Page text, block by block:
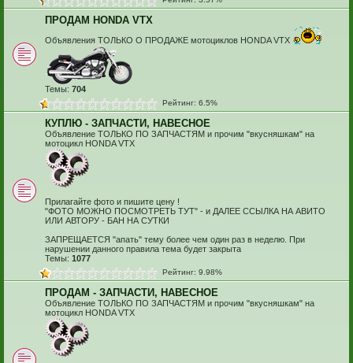
ПРОДАМ HONDA VTX
Объявления ТОЛЬКО О ПРОДАЖЕ мотоциклов HONDA VTX
Темы: 704
Рейтинг: 6.5%
КУПЛЮ - ЗАПЧАСТИ, НАВЕСНОЕ
Объявление ТОЛЬКО ПО ЗАПЧАСТЯМ и прочим "вкусняшкам" на
мотоцикл HONDA VTX
Прилагайте фото и пишите цену !
"ФОТО МОЖНО ПОСМОТРЕТЬ ТУТ" - и ДАЛЕЕ ССЫЛКА НА АВИТО
ИЛИ АВТОРУ - БАН НА СУТКИ
ЗАПРЕЩАЕТСЯ "апать" тему более чем один раз в неделю. При
нарушении данного правила тема будет закрыта
Темы: 1077
Рейтинг: 9.98%
ПРОДАМ - ЗАПЧАСТИ, НАВЕСНОЕ
Объявление ТОЛЬКО ПО ЗАПЧАСТЯМ и прочим "вкусняшкам" на
мотоцикл HONDA VTX